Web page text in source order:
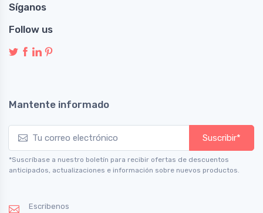
Síganos
Follow us
Mantente informado
Suscribir*
*Suscríbase a nuestro boletín para recibir ofertas de descuentos
anticipados, actualizaciones e información sobre nuevos productos.
Escribenos